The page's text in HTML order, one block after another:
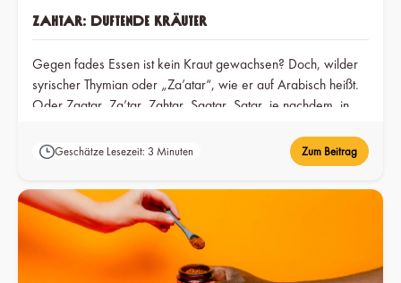
Zahtar: Duftende Kräuter
Gegen fades Essen ist kein Kraut gewachsen? Doch, wilder
syrischer Thymian oder „Za’atar“, wie er auf Arabisch heißt.
Oder Zaatar, Za’tar, Zahtar, Saatar, Satar, je nachdem, in
Geschätze Lesezeit: 3 Minuten Zum Beitrag